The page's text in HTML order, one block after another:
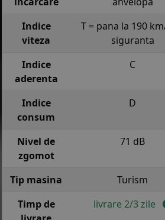
Indice
viteza
T = pana la 190
siguranta
Indice
aderenta
C
Indice
consum
D
Nivel de
zgomot
71 dB
Tip masina
Turism
Timp de
livrare 2/3 zile